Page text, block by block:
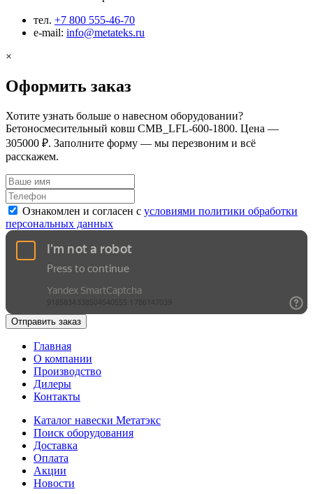
тел. +7 800 555-46-70
e-mail: info@metateks.ru
×
Оформить заказ
Хотите узнать больше о навесном оборудовании?
Бетоносмесительный ковш CMB_LFL-600-1800. Цена —
305000 ₽. Заполните форму — мы перезвоним и всё
расскажем.
Ознакомлен и согласен с условиями политики обработки
персональных данных
Отправить заказ
Главная
О компании
Производство
Дилеры
Контакты
Каталог навески Метатэкс
Поиск оборудования
Доставка
Оплата
Акции
Новости